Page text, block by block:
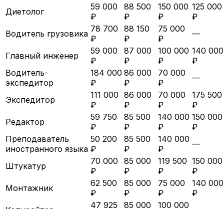
Диетолог
59 000
₽
88 500
₽
150 000
₽
125 000
₽
Водитель грузовика 78 700
₽
88 150
₽
75 000
₽
—
Главный инженер
59 000
₽
87 000
₽
100 000
₽
140 000
₽
Водитель-
экспедитор
184 000
₽
86 000
₽
70 000
₽
—
Экспедитор
111 000
₽
86 000
₽
70 000
₽
175 500
₽
Редактор
59 750
₽
85 500
₽
140 000
₽
150 000
₽
Преподаватель
иностранного языка
50 200
₽
85 500
₽
140 000
₽
—
Штукатур
70 000
₽
85 000
₽
119 500
₽
150 000
₽
Монтажник
62 500
₽
85 000
₽
75 000
₽
140 000
₽
47 925
85 000
100 000